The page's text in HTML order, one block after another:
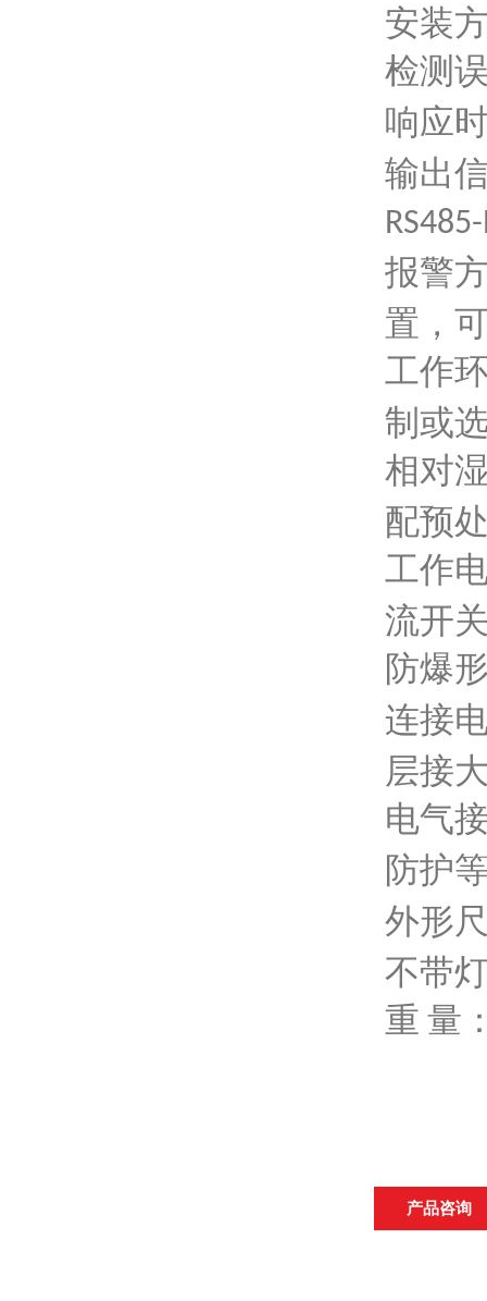
安装
检测
响应
输出
报警
置，
工作
制或
相对
配预
工作
流开
防爆
连接
层接
电气
防护
外形
不带
重 量
产品咨询